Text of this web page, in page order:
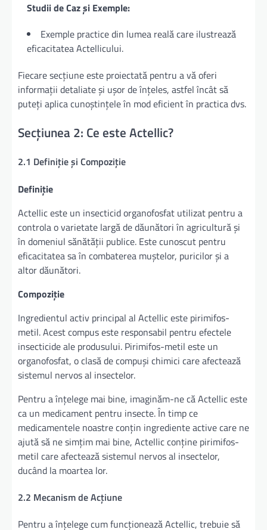
Studii de Caz și Exemple:
Exemple practice din lumea reală care ilustrează
eficacitatea Actellicului.
Fiecare secțiune este proiectată pentru a vă oferi
informații detaliate și ușor de înțeles, astfel încât să
puteți aplica cunoștințele în mod eficient în practica dvs.
Secțiunea 2: Ce este Actellic?
2.1 Definiție și Compoziție
Definiție
Actellic este un insecticid organofosfat utilizat pentru a
controla o varietate largă de dăunători în agricultură și
în domeniul sănătății publice. Este cunoscut pentru
eficacitatea sa în combaterea muștelor, puricilor și a
altor dăunători.
Compoziție
Ingredientul activ principal al Actellic este pirimifos-
metil. Acest compus este responsabil pentru efectele
insecticide ale produsului. Pirimifos-metil este un
organofosfat, o clasă de compuși chimici care afectează
sistemul nervos al insectelor.
Pentru a înțelege mai bine, imaginăm-ne că Actellic este
ca un medicament pentru insecte. În timp ce
medicamentele noastre conțin ingrediente active care ne
ajută să ne simțim mai bine, Actellic conține pirimifos-
metil care afectează sistemul nervos al insectelor,
ducând la moartea lor.
2.2 Mecanism de Acțiune
Pentru a înțelege cum funcționează Actellic, trebuie să